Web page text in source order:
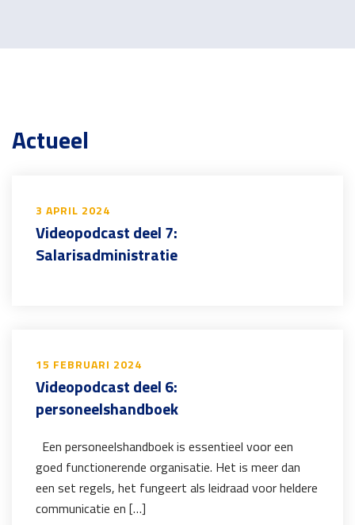
Actueel
3 APRIL 2024
Videopodcast deel 7:
Salarisadministratie
15 FEBRUARI 2024
Videopodcast deel 6:
personeelshandboek
Een personeelshandboek is essentieel voor een
goed functionerende organisatie. Het is meer dan
een set regels, het fungeert als leidraad voor heldere
communicatie en […]